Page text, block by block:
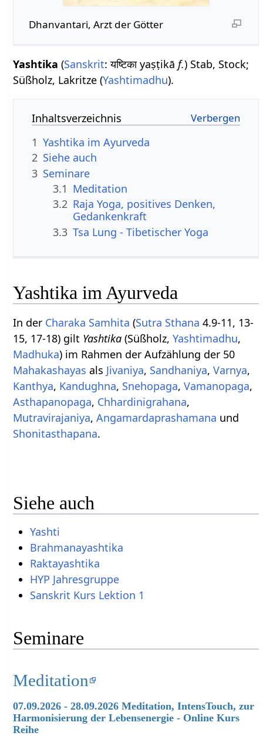
Dhanvantari, Arzt der Götter
Yashtika (Sanskrit: यष्टिका yaṣṭikāf.) Stab, Stock;
Süßholz, Lakritze (Yashtimadhu).
Inhaltsverzeichnis
1 Yashtika im Ayurveda
2 Siehe auch
3 Seminare
3.1 Meditation
3.2 Raja Yoga, positives Denken,
Gedankenkraft
3.3 Tsa Lung - Tibetischer Yoga
Yashtika im Ayurveda
In der Charaka Samhita (Sutra Sthana 4.9-11, 13-
15, 17-18) gilt Yashtika (Süßholz,Yashtimadhu,
Madhuka) im Rahmen der Aufzählung der 50
Mahakashayas als Jivaniya, Sandhaniya,Varnya,
Kanthya, Kandughna, Snehopaga,Vamanopaga,
Asthapanopaga, Chhardinigrahana,
Mutravirajaniya,Angamardaprashamana und
Shonitasthapana.
Siehe auch
Yashti
Brahmanayashtika
Raktayashtika
HYP Jahresgruppe
Sanskrit Kurs Lektion 1
Seminare
Meditation
07.09.2026 - 28.09.2026 Meditation, IntensTouch, zur
Harmonisierung der Lebensenergie - Online Kurs
Reihe